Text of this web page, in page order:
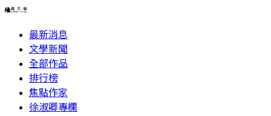
最新消息
文學新聞
全部作品
排行榜
焦點作家
徐淑卿專欄